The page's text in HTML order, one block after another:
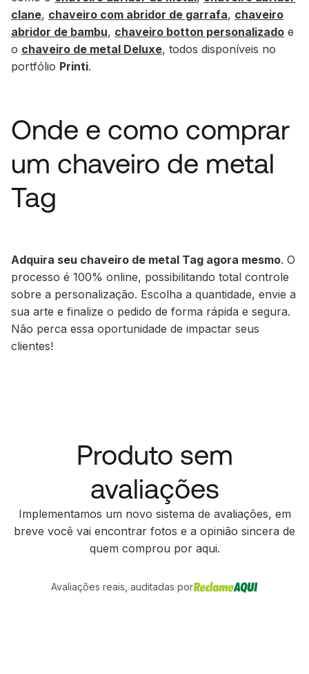
clane, chaveiro com abridor de garrafa, chaveiro
abridor de bambu, chaveiro botton personalizado e
o chaveiro de metal Deluxe, todos disponíveis no
portfólio Printi.
Onde e como comprar
um chaveiro de metal
Tag
Adquira seu chaveiro de metal Tag agora mesmo. O
processo é 100% online, possibilitando total controle
sobre a personalização. Escolha a quantidade, envie a
sua arte e finalize o pedido de forma rápida e segura.
Não perca essa oportunidade de impactar seus
clientes!
Produto sem
avaliações
Implementamos um novo sistema de avaliações, em
breve você vai encontrar fotos e a opinião sincera de
quem comprou por aqui.
Avaliações reais, auditadas por